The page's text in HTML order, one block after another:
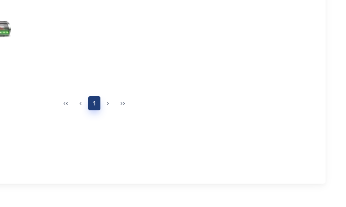
‹‹ ‹ 1 › ››